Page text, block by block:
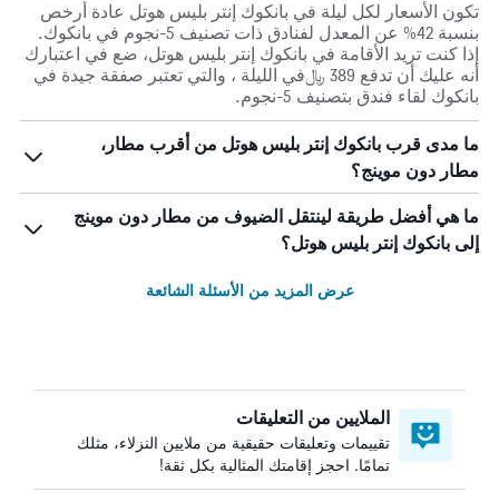
تكون الأسعار لكل ليلة في بانكوك إنتر بليس هوتل عادة أرخص
بنسبة 42% عن المعدل لفنادق ذات تصنيف 5-نجوم في بانكوك.
إذا كنت تريد الأقامة في بانكوك إنتر بليس هوتل، ضع في اعتبارك
أنه عليك أن تدفع 389 ﷼في الليلة ، والتي تعتبر صفقة جيدة في
بانكوك لقاء فندق بتصنيف 5-نجوم.
ما مدى قرب بانكوك إنتر بليس هوتل من أقرب مطار،
مطار دون موينج؟
ما هي أفضل طريقة لينتقل الضيوف من مطار دون موينج
إلى بانكوك إنتر بليس هوتل؟
عرض المزيد من الأسئلة الشائعة
الملايين من التعليقات
تقييمات وتعليقات حقيقية من ملايين النزلاء، مثلك
تمامًا. احجز إقامتك المثالية بكل ثقة!